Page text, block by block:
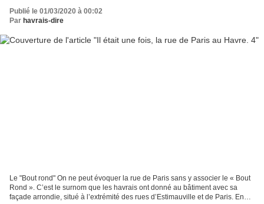
Publié le 01/03/2020 à 00:02
Par havrais-dire
Le "Bout rond" On ne peut évoquer la rue de Paris sans y associer le « Bout
Rond ». C’est le surnom que les havrais ont donné au bâtiment avec sa
façade arrondie, situé à l’extrémité des rues d’Estimauville et de Paris. En